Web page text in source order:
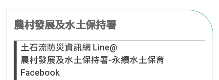
農村發展及水土保持署
土石流防災資訊網 Line@
農村發展及水土保持署-永續水土保育
Facebook